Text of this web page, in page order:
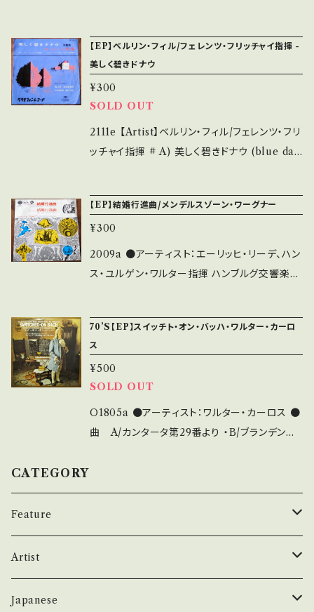
補足しています。 *中古という事をご理解して頂
ける方のご購入をお願い致します。 Please pur
chase it if you understand that it is seco
nd hand. *詳しくは ■■■状態・説明 / 発送に
ついて■■■ をご覧ください。 https://onbank
utsu.thebase.in/items/14252144 お知らせ
【Condition】Jacket/Record：B/B (国内盤)
_________________________ 【Ab
out the state/状態説明】 S・新品未開封など
A・綺麗・キズ等も無く、痛みも薄い B・多少痛
み・キズなど見られる C・痛み多・キズ多く痛み
多 その他、+ - で補足しています。 *中古という
d that it is second hand. *詳しくは ■■■
状態・説明 / 発送について■■■ をご覧くださ
い。 https://onbankutsu.thebase.in/items/1
4252144 お知らせ等は、About 画面にてご確
【EP】ベルリン・フィル/フェレンツ・フリッチャイ指揮 -
美しく碧きドナウ
¥300
SOLD OUT
2111e 【Artist】ベルリン・フィル/フェレンツ・フリ
ッチャイ指揮 # A) 美しく碧きドナウ (blue dan
ン *映画『2001年宇宙の旅 』でも流れるjohan
strauseワルツ曲。 参考視聴: - 【Condition】J
acket/Record：B-/C+ (国内盤) *小さくチリノ
イズあり（視聴済） _________________
も薄い B・多少痛み・キズなど見られる C・痛み
多・キズ多く痛み多 その他、+ - で補足していま
す。 *中古という事をご理解して頂ける方のご購
入をお願い致します。 Please purchase it if
you understand that it is second hand. *
詳しくは ■■■状態・説明 / 発送について■■
【EP】結婚行進曲/メンデルスゾーン・ワーグナー
¥300
2009a ●アーティスト：エーリッヒ・リーデ、ハン
ス・ユルゲン・ワルター指揮 ハンブルグ交響楽団
チク * ●状態：ジャケ/盤：B/B (国内盤) * 【状
態説明の見方】 商品列に並ぶ ■状態・説明 / 発
送について■ をご覧ください。 お知らせ等は、A
bout 画面にてご確認ください。
70’S【EP】スイッチト・オン・バッハ・ワルター・カーロ
ス
¥500
SOLD OUT
O1805a ●アーティスト：ワルター・カーロス ●
曲 A/カンタータ第29番より ・B/ブランデンブ
●状態：ジャケ/盤：B+/B (国内盤・見本盤) 【状
CATEGORY
Feature
昭和ヒット
50年代
昭和歌謡/演歌
Artist
THE BEATLES
Japanese